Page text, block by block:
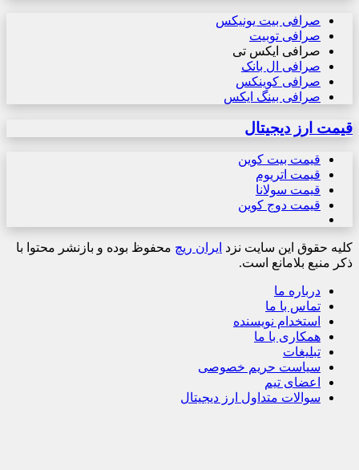
صرافی بیت یونیکس
صرافی توبیت
صرافی ایکس تی
صرافی ال بانک
صرافی کوینکس
صرافی بینگ ایکس
قیمت ارز دیجیتال
قیمت بیت کوین
قیمت اتریوم
قیمت سولانا
قیمت دوج کوین
کلیه حقوق این سایت نزد ایران ریچ محفوظ بوده و بازنشر محتوا با
ذکر منبع بلامانع است.
درباره ما
تماس با ما
استخدام نویسنده
همکاری با ما
تبلیغات
سیاست حریم خصوصی
اعضای تیم
سوالات متداول ارز دیجیتال